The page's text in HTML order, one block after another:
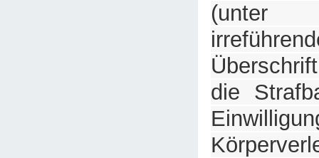
(unter
die